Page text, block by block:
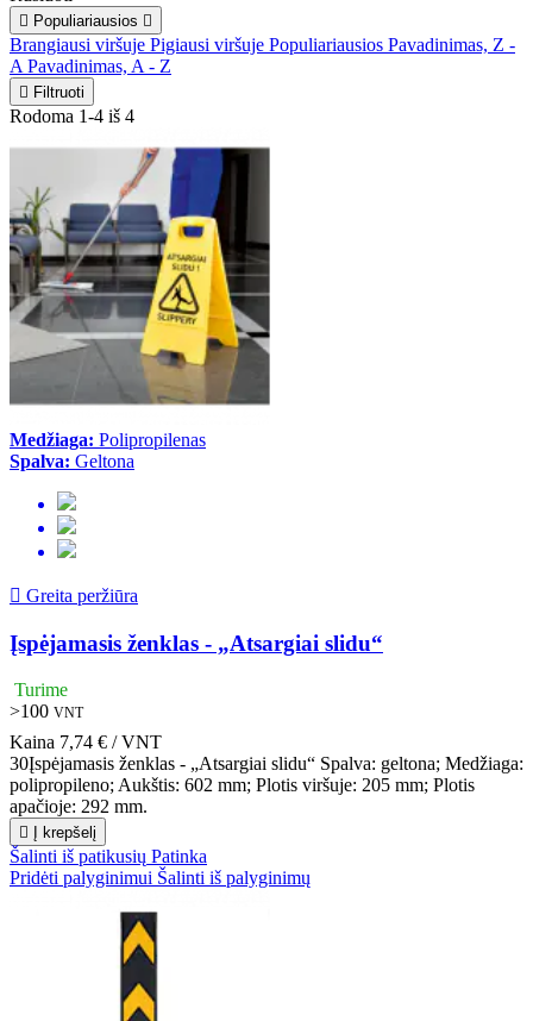
 Populiariausios 
Brangiausi viršuje Pigiausi viršuje Populiariausios Pavadinimas, Z -
A Pavadinimas, A - Z
 Filtruoti
Rodoma 1-4 iš 4
Medžiaga: Polipropilenas
Spalva: Geltona
 Greita peržiūra
Įspėjamasis ženklas - „Atsargiai slidu“
Turime
>100 VNT
Kaina 7,74 € / VNT
30Įspėjamasis ženklas - „Atsargiai slidu“ Spalva: geltona; Medžiaga:
polipropileno; Aukštis: 602 mm; Plotis viršuje: 205 mm; Plotis
apačioje: 292 mm.
 Į krepšelį
Šalinti iš patikusių Patinka
Pridėti palyginimui Šalinti iš palyginimų